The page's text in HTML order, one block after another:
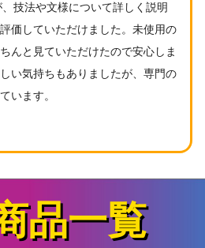
、技法や文様について詳しく説明
価していただけました。未使用の
んと見ていただけたので安心しま
い気持ちもありましたが、専門の
います。
品一覧